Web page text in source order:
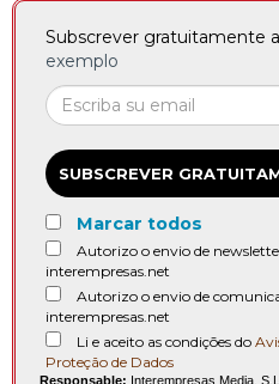
Subscrever gratuitamente
exemplo
SUBSCREVER
Marcar todos
Autorizo o envio de
interempresas.net
Autorizo o envio de
interempresas.net
Li e aceito as condições do
Proteção de Dados
Responsable: Interempresas Media,